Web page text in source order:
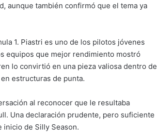
aunque también confirmó que el tema ya
1. Piastri es uno de los pilotos jóvenes
equipos que mejor rendimiento mostró
lo convirtió en una pieza valiosa dentro de
estructuras de punta.
al reconocer que le resultaba
Una declaración prudente, pero suficiente
inicio de Silly Season.